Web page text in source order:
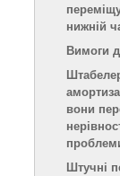
нижній
Вимоги
вони
Штучні